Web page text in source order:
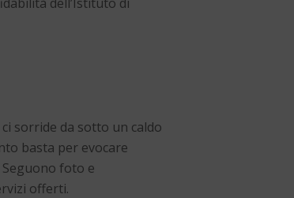
sorride da sotto un caldo
basta per evocare
foto e
offerti.